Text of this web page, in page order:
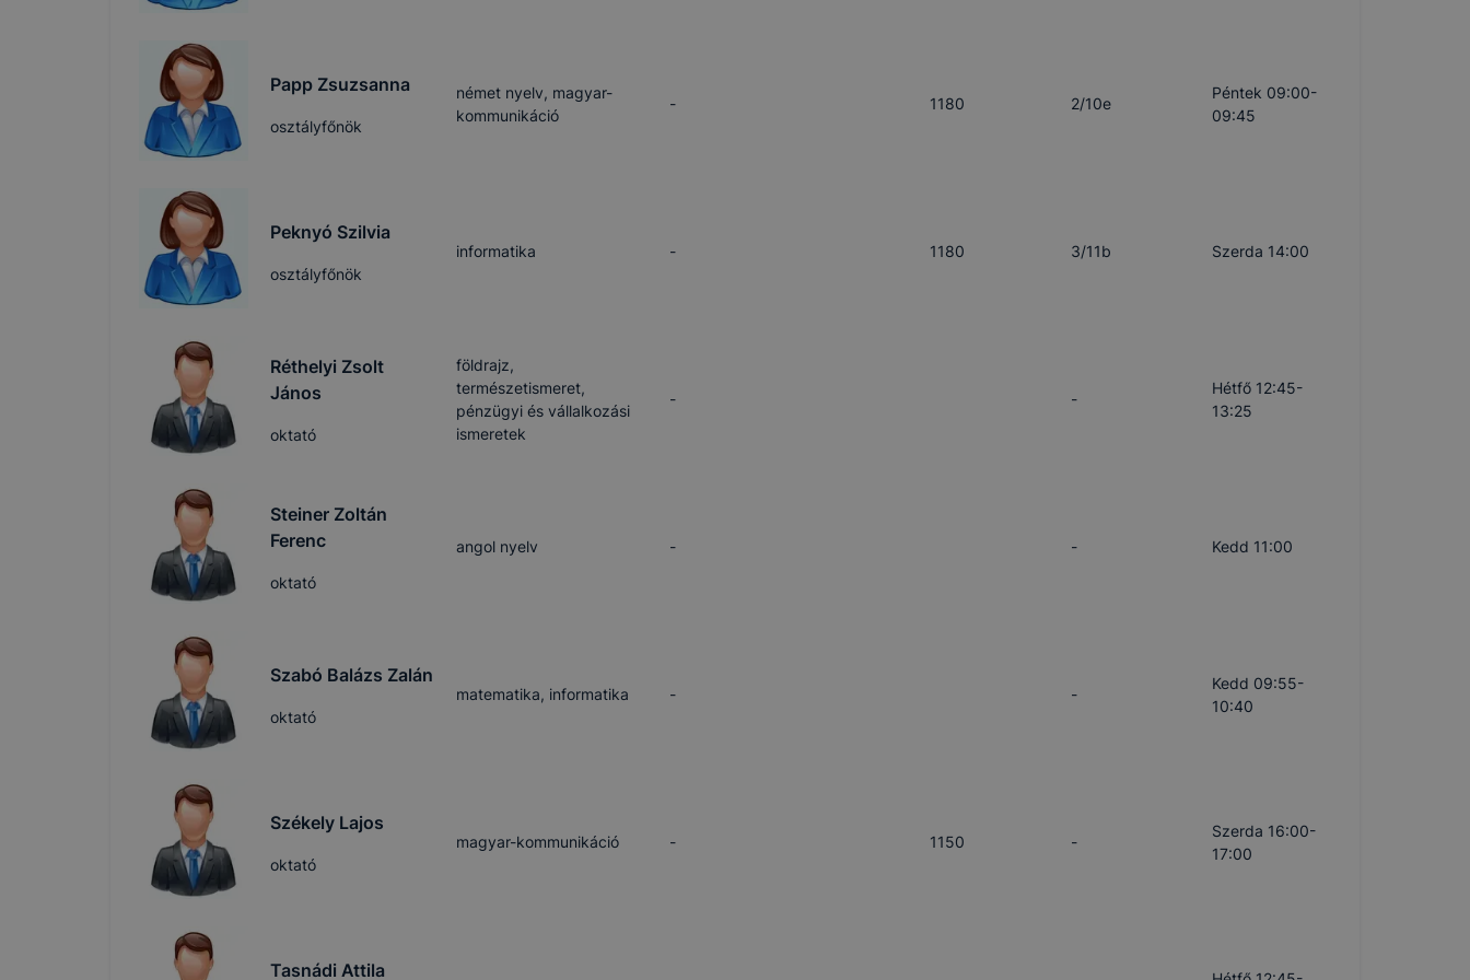
Papp Zsuzsanna
osztályfőnök
német nyelv, magyar-
kommunikáció
- 1180 2/10e
Péntek 09:00-
09:45
Peknyó Szilvia
osztályfőnök
informatika - 1180 3/11b Szerda 14:00
Réthelyi Zsolt
János
oktató
földrajz,
természetismeret,
pénzügyi és vállalkozási
ismeretek
- -
Hétfő 12:45-
13:25
Steiner Zoltán
Ferenc
oktató
angol nyelv - - Kedd 11:00
Szabó Balázs Zalán
oktató
matematika, informatika - -
Kedd 09:55-
10:40
Székely Lajos
oktató
magyar-kommunikáció - 1150 -
Szerda 16:00-
17:00
Tasnádi Attila